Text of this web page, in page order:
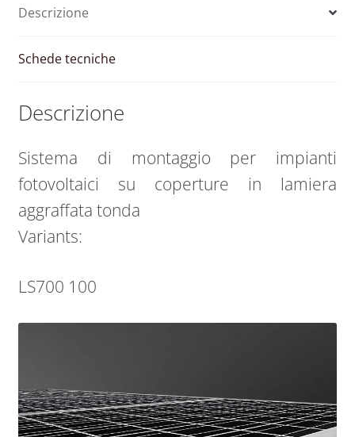
Descrizione
Schede tecniche
Descrizione
Sistema di montaggio per impianti
fotovoltaici su coperture in lamiera
aggraffata tonda
Variants:
LS700 100